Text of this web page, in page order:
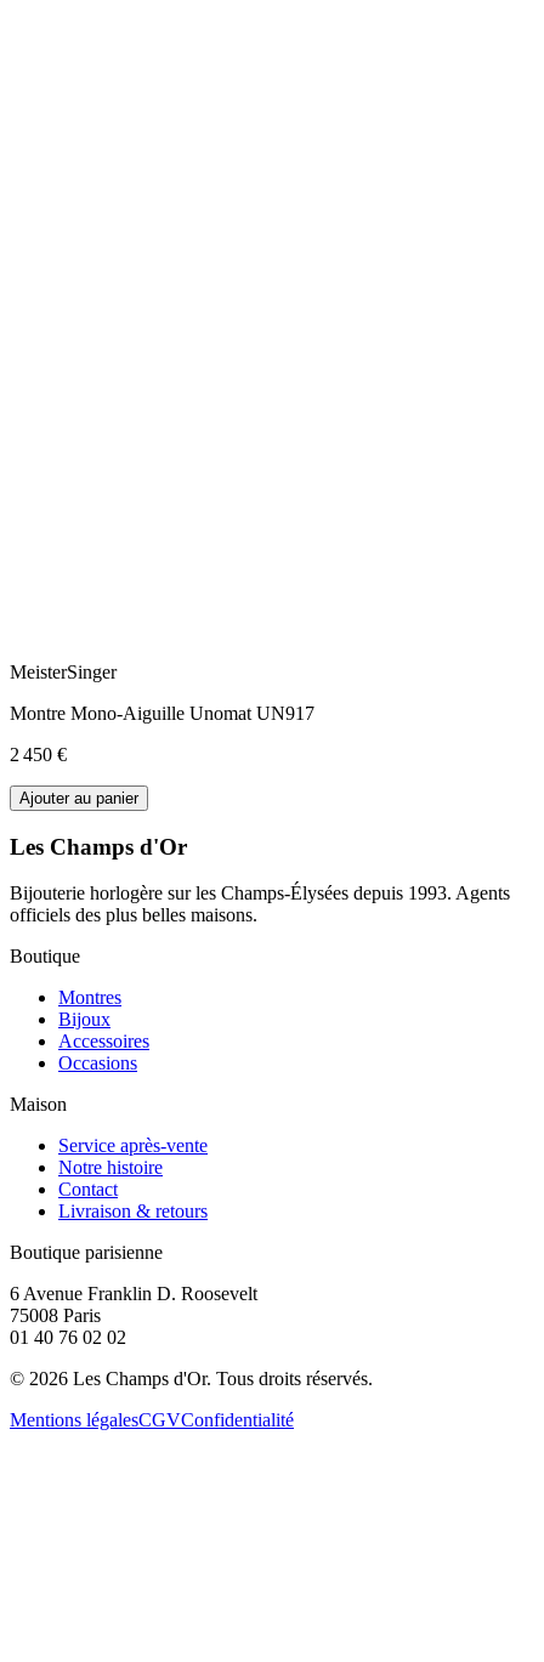
MeisterSinger
Montre Mono-Aiguille Unomat UN917
2 450 €
Ajouter au panier
Les Champs d'Or
Bijouterie horlogère sur les Champs-Élysées depuis 1993. Agents
officiels des plus belles maisons.
Boutique
Montres
Bijoux
Accessoires
Occasions
Maison
Service après-vente
Notre histoire
Contact
Livraison & retours
Boutique parisienne
6 Avenue Franklin D. Roosevelt
75008 Paris
01 40 76 02 02
© 2026 Les Champs d'Or. Tous droits réservés.
Mentions légalesCGVConfidentialité